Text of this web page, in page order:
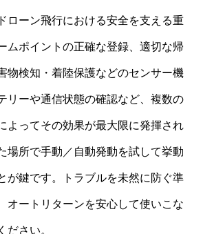
ローン飛行における安全を支える重
ムポイントの正確な登録、適切な帰
物検知・着陸保護などのセンサー機
リーや通信状態の確認など、複数の
よってその効果が最大限に発揮され
場所で手動／自動発動を試して挙動
が鍵です。トラブルを未然に防ぐ準
オートリターンを安心して使いこな
ださい。